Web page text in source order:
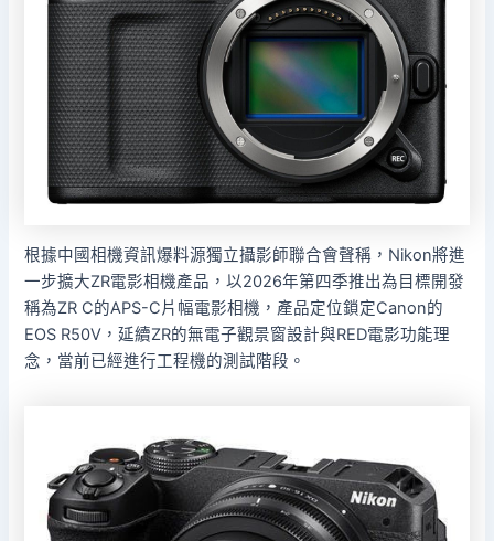
根據中國相機資訊爆料源獨立攝影師聯合會聲稱，Nikon將進
一步擴大ZR電影相機產品，以2026年第四季推出為目標開發
稱為ZR C的APS-C片幅電影相機，產品定位鎖定Canon的
EOS R50V，延續ZR的無電子觀景窗設計與RED電影功能理
念，當前已經進行工程機的測試階段。